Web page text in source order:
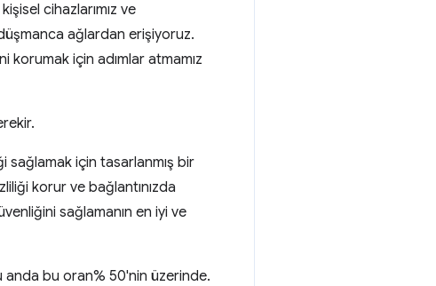
cihazlarımız ve
ağlardan erişiyoruz.
korumak için adımlar atmamız
sağlamak için tasarlanmış bir
korur ve bağlantınızda
sağlamanın en iyi ve
anda bu oran% 50'nin üzerinde.